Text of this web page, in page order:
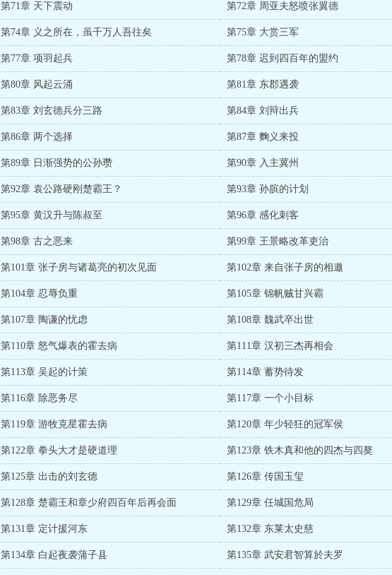
第71章 天下震动 第72章 周亚夫怒喷张翼德
第74章 义之所在，虽千万人吾往矣 第75章 大赏三军
第77章 项羽起兵 第78章 迟到四百年的盟约
第80章 风起云涌 第81章 东郡遇袭
第83章 刘玄德兵分三路 第84章 刘辩出兵
第86章 两个选择 第87章 麴义来投
第89章 日渐强势的公孙瓒 第90章 入主冀州
第92章 袁公路硬刚楚霸王？ 第93章 孙膑的计划
第95章 黄汉升与陈叔至 第96章 感化刺客
第98章 古之恶来 第99章 王景略改革吏治
第101章 张子房与诸葛亮的初次见面 第102章 来自张子房的相邀
第104章 忍辱负重 第105章 锦帆贼甘兴霸
第107章 陶谦的忧虑 第108章 魏武卒出世
第110章 怒气爆表的霍去病 第111章 汉初三杰再相会
第113章 吴起的计策 第114章 蓄势待发
第116章 除恶务尽 第117章 一个小目标
第119章 游牧克星霍去病 第120章 年少轻狂的冠军侯
第122章 拳头大才是硬道理 第123章 铁木真和他的四杰与四獒
第125章 出击的刘玄德 第126章 传国玉玺
第128章 楚霸王和章少府四百年后再会面 第129章 任城国危局
第131章 定计援河东 第132章 东莱太史慈
第134章 白起夜袭蒲子县 第135章 武安君智算於夫罗